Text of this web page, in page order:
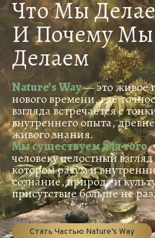
Что Мы
И Почему Мы
Делаем
Nature’s Way— это живое
нового времени, где
взгляда встречается с
внутреннего опыта,
живого знания.
Мы существуем для того,
человеку целостный
котором разум и
сознание, природа и
присутствие больше не
Стать Частью Nature’s Way